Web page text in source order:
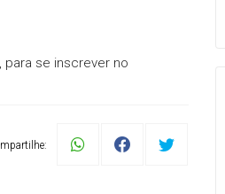
para se inscrever no